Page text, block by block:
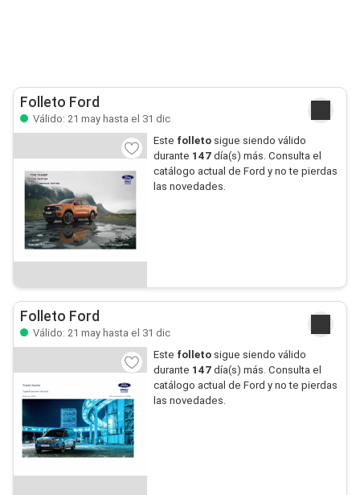
Folleto Ford
Válido: 21 may hasta el 31 dic
Este folletosigue siendo válido
durante 147día(s) más. Consulta el
catálogo actual de Ford y no te pierdas
las novedades.
Folleto Ford
Válido: 21 may hasta el 31 dic
Este folletosigue siendo válido
durante 147día(s) más. Consulta el
catálogo actual de Ford y no te pierdas
las novedades.